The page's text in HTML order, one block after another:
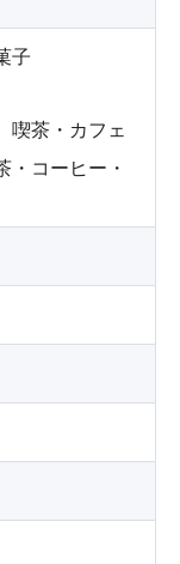
子
茶・カフェ
コーヒー・